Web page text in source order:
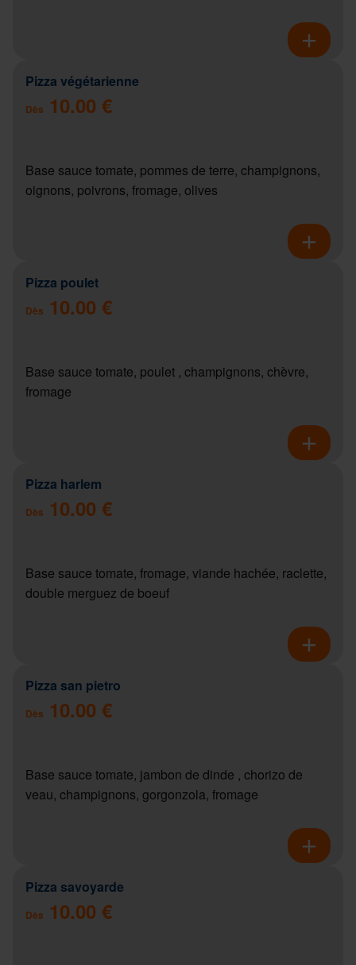
Pizza végétarienne
Dès 10.00 €
Base sauce tomate, pommes de terre, champignons,
oignons, poivrons, fromage, olives
Pizza poulet
Dès 10.00 €
Base sauce tomate, poulet , champignons, chèvre,
fromage
Pizza harlem
Dès 10.00 €
Base sauce tomate, fromage, viande hachée, raclette,
double merguez de boeuf
Pizza san pietro
Dès 10.00 €
Base sauce tomate, jambon de dinde , chorizo de
veau, champignons, gorgonzola, fromage
Pizza savoyarde
Dès 10.00 €